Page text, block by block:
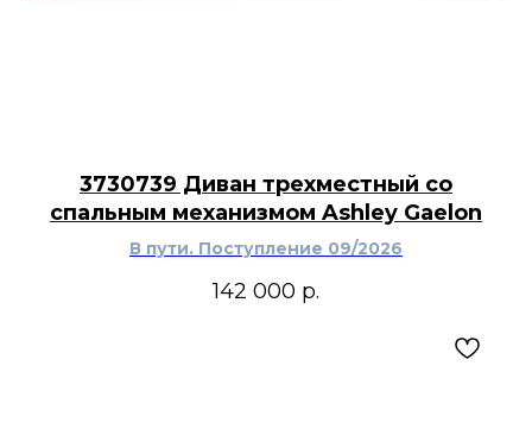
3730739 Диван трехместный со
спальным механизмом Ashley Gaelon
В пути. Поступление 09/2026
142 000 р.